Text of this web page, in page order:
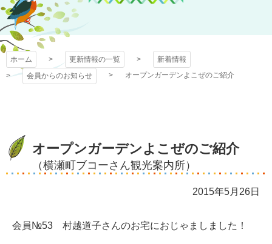
プ
ホーム 更新情報の一覧
新着情報
会員からのお知らせ
オープンガーデンよこぜのご紹介
オープンガーデンよこぜのご紹介
（横瀬町ブコーさん観光案内所）
2015年5月26日
会員№53 村越道子さんのお宅におじゃましました！